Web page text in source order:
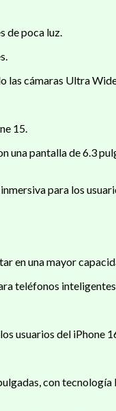
de poca luz.
las cámaras Ultra
15.
una pantalla de 6.3
para los
en una mayor
teléfonos
usuarios del iPhone
con